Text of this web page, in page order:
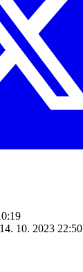
14. 10. 2023 22:50